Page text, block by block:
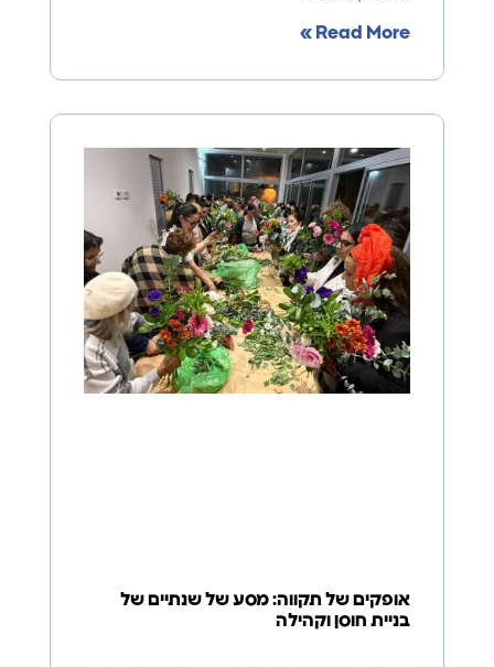
Read More »
אופקים של תקווה: מסע של שנתיים של
בניית חוסן וקהילה